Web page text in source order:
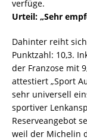
verfüge.
Urteil: „Sehr
Dahinter reiht
Punktzahl: 10,3.
der Franzose mit
attestiert „Sport
sehr universell
sportiver
Reserveangebot
weil der Michelin